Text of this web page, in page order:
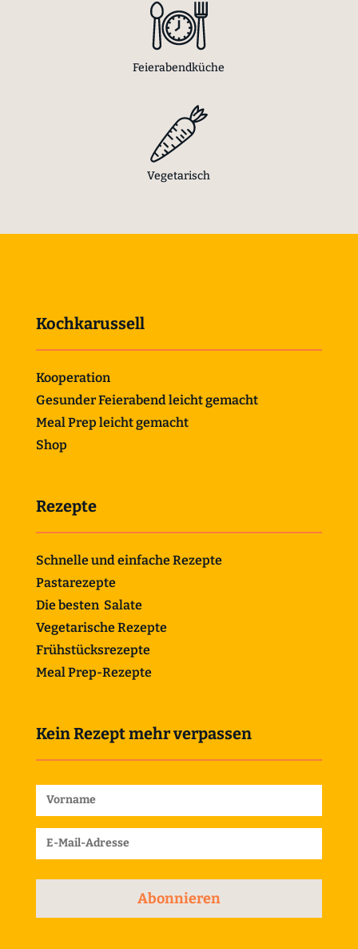
Feierabendküche
Vegetarisch
Kochkarussell
Kooperation
Gesunder Feierabend leicht gemacht
Meal Prep leicht gemacht
Shop
Rezepte
Schnelle und einfache Rezepte
Pastarezepte
Die besten Salate
Vegetarische Rezepte
Frühstücksrezepte
Meal Prep-Rezepte
Kein Rezept mehr verpassen
Abonnieren